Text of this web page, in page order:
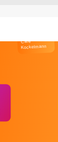
Café
Kockelmann